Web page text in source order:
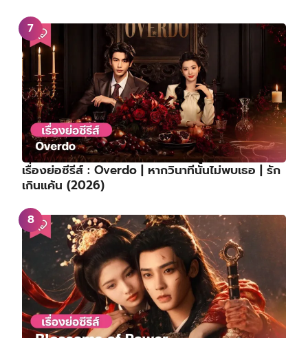
เรื่องย่อซีรีส์ : Princess Zhaoyang | องค์หญิงเจา
หยาง (2026)
TOP30 อันดับสมาชิกเกิร์ลกรุ๊ป K-POP ประจำเดือน
กรกฎาคม 2026 ⋯ วอนอี RESCENE ครองบัลลังก์
อันดับ 1 ได้สำเร็จ